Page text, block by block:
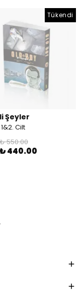
Tükendi
Şeyler
Cilt
₺ 550.00
₺ 440.00